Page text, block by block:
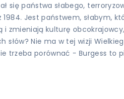
się państwa słabego,
Jest państwem, słabym,
zmieniają kulturę
Nie ma w tej wizji
trzeba porównać - Burgess to